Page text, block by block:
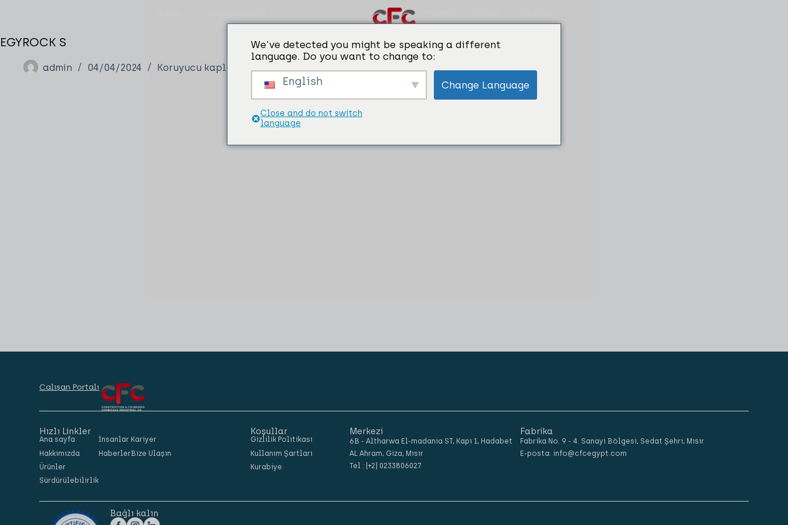
EGYROCK S
admin 04/04/2024 Koruyucu kaplama
Çalışan Portalı
Hızlı Linkler
Ana sayfa
Hakkımızda
Ürünler
Sürdürülebilirlik
İnsanlar
Haberler
Kariyer
Bize Ulaşın
Koşullar
Gizlilik Politikası
Kullanım Şartları
Kurabiye
Merkezi
6B - Altharwa El-madania ST, Kapı 1, Hadabet
AL Ahram, Giza, Mısır
Tel : (+2) 0233806027
Fabrika
Fabrika No. 9 - 4. Sanayi Bölgesi, Sedat Şehri, Mısır
E-posta: info@cfcegypt.com
Bağlı kalın
We've detected you might be speaking a different
language. Do you want to change to:
English Change Language
Close and do not switch
language